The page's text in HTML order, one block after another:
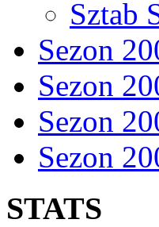
Sztab
Sezon
Sezon
Sezon
Sezon
STATS